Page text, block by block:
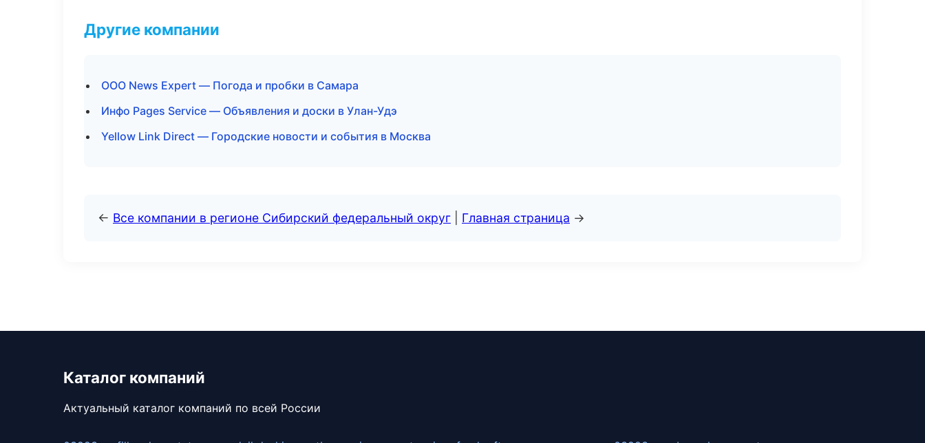
Другие компании
ООО News Expert — Погода и пробки в Самара
Инфо Pages Service — Объявления и доски в Улан-Удэ
Yellow Link Direct — Городские новости и события в Москва
← Все компании в регионе Сибирский федеральный округ Главная страница →
Каталог компаний
Актуальный каталог компаний по всей России